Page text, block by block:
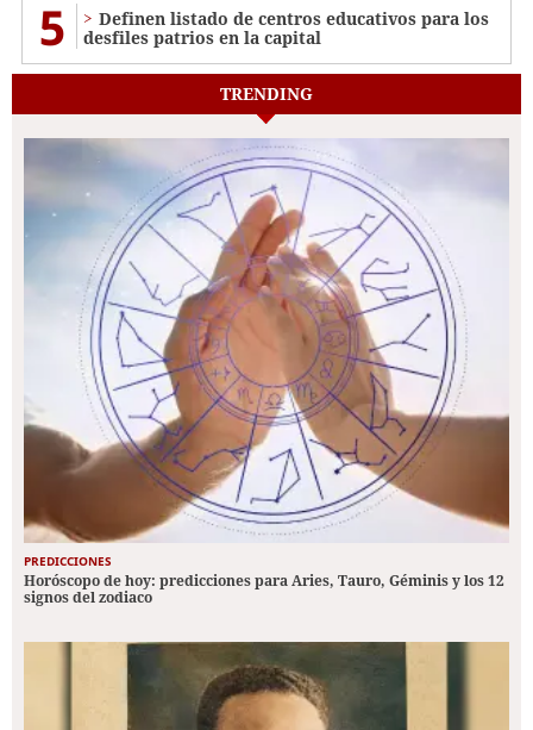
5
Definen listado de centros educativos para los
desfiles patrios en la capital
TRENDING
PREDICCIONES
Horóscopo de hoy: predicciones para Aries, Tauro, Géminis y los 12
signos del zodiaco